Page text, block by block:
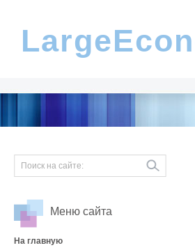
Меню сайта
На главную